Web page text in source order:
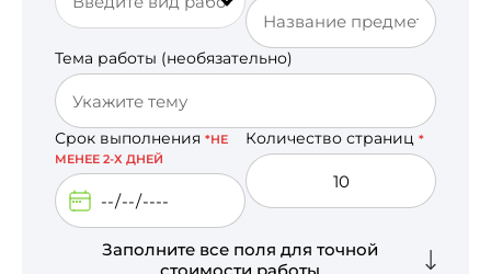
Тема работы (необязательно)
Срок выполнения *НЕ
МЕНЕЕ 2-Х ДНЕЙ
Количество страниц *
Заполните все поля для точной